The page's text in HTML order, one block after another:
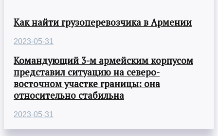
Как найти грузоперевозчика в Армении
2023-05-31
Командующий 3-м армейским корпусом
представил ситуацию на северо-
восточном участке границы: она
относительно стабильна
2023-05-31